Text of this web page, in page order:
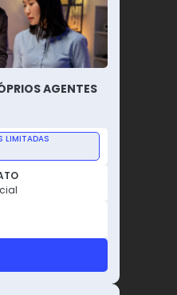
AGENTES
LIMITADAS